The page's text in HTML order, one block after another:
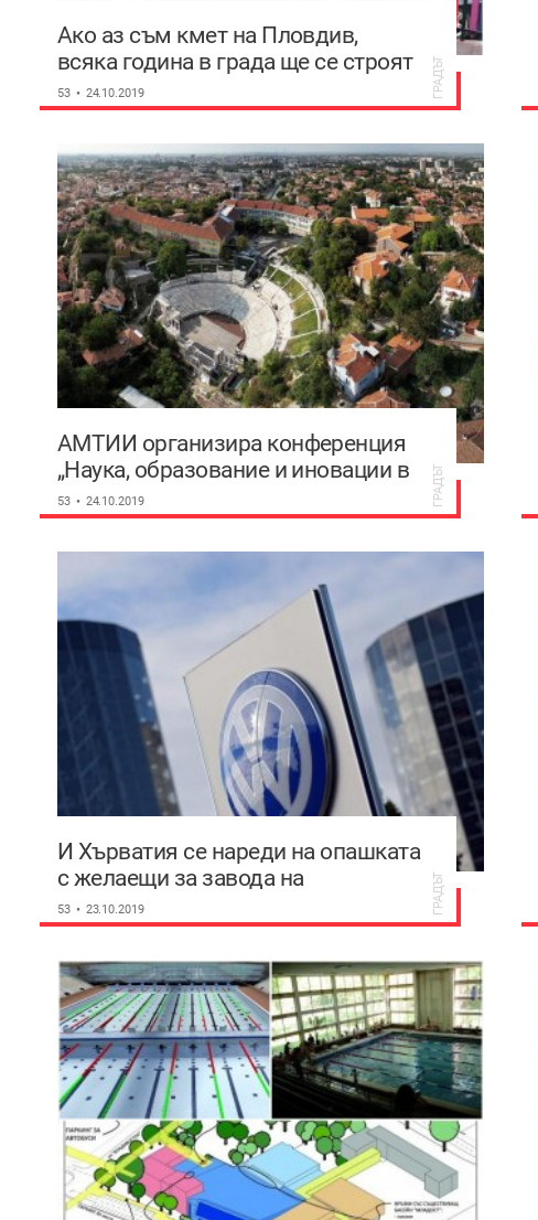
Ако аз съм кмет на Пловдив,
всяка година в града ще се строят
по 2 детски градини!
53 24.10.2019 ГРАДЪТ
АМТИИ организира конференция
„Наука, образование и иновации в
областта на изкуството“ в
Пловдив
53 24.10.2019 ГРАДЪТ
И Хърватия се нареди на опашката
с желаещи за завода на
Volkswagen
53 23.10.2019 ГРАДЪТ